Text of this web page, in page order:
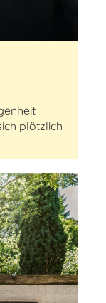
plötzlich